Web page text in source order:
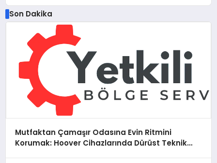
Son Dakika
Mutfaktan Çamaşır Odasına Evin Ritmini
Korumak: Hoover Cihazlarında Dürüst Teknik